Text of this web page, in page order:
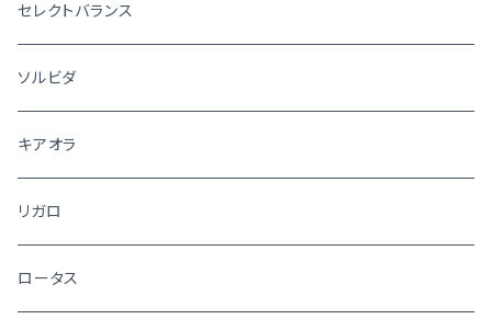
セレクトバランス
ソルビダ
キアオラ
リガロ
ロータス